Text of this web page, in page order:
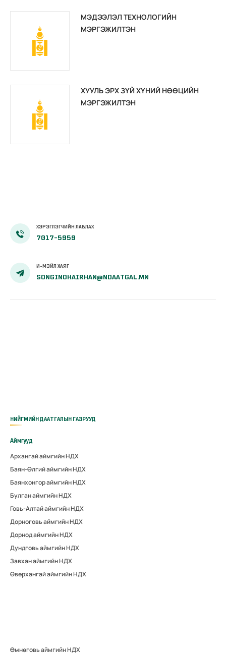
МЭДЭЭЛЭЛ ТЕХНОЛОГИЙН
МЭРГЭЖИЛТЭН
ХУУЛЬ ЭРХ ЗҮЙ ХҮНИЙ НӨӨЦИЙН
МЭРГЭЖИЛТЭН
ХЭРЭГЛЭГЧИЙН ЛАВЛАХ
7017-5959
И-МЭЙЛ ХАЯГ
SONGINOHAIRHAN@NDAATGAL.MN
НИЙГМИЙН ДААТГАЛЫН ГАЗРУУД
Аймгууд
Архангай аймгийн НДХ
Баян-Өлгий аймгийн НДХ
Баянхонгор аймгийн НДХ
Булган аймгийн НДХ
Говь-Алтай аймгийн НДХ
Дорноговь аймгийн НДХ
Дорнод аймгийн НДХ
Дундговь аймгийн НДХ
Завхан аймгийн НДХ
Өвөрхангай аймгийн НДХ
Өмнөговь аймгийн НДХ